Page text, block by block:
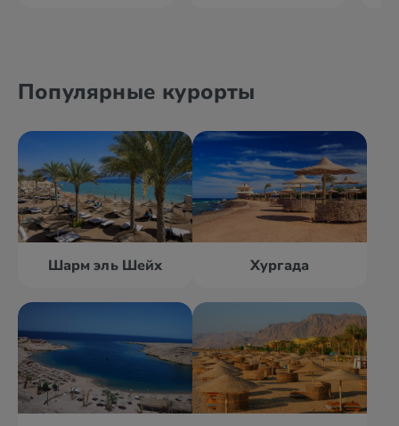
Популярные курорты
Шарм эль Шейх Хургада